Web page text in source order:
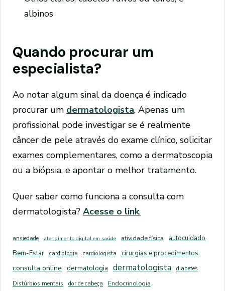
albinos
Quando procurar um
especialista?
Ao notar algum sinal da doença é indicado
procurar um dermatologista. Apenas um
profissional pode investigar se é realmente
câncer de pele através do exame clínico, solicitar
exames complementares, como a dermatoscopia
ou a biópsia, e apontar o melhor tratamento.
Quer saber como funciona a consulta com
dermatologista? Acesse o link.
ansiedade atendimento digital em saúde atividade física
autocuidado
Bem-Estar
cardiologia cardiologista cirurgias e procedimentos
consulta online dermatologia dermatologista
diabetes
Distúrbios mentais
dor de cabeça Endocrinologia